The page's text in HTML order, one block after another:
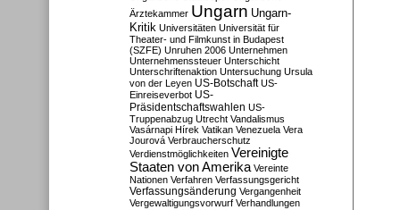
Ärztekammer Ungarn Ungarn-
Kritik Universitäten Universität für
Theater- und Filmkunst in Budapest
(SZFE) Unruhen 2006 Unternehmen
Unternehmenssteuer Unterschicht
Unterschriftenaktion Untersuchung Ursula
von der Leyen US-Botschaft US-
Einreiseverbot US-
Präsidentschaftswahlen US-
Truppenabzug Utrecht Vandalismus
Vasárnapi Hírek Vatikan Venezuela Vera
Jourová Verbraucherschutz
Verdienstmöglichkeiten Vereinigte
Staaten von Amerika Vereinte
Nationen Verfahren Verfassungsgericht
Verfassungsänderung Vergangenheit
Vergewaltigungsvorwurf Verhandlungen